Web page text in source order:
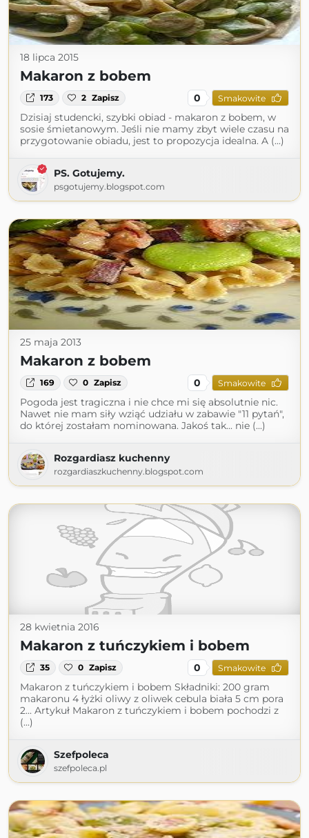
18 lipca 2015
Makaron z bobem
173 2 Zapisz 0 Smakowite
Dzisiaj studencki, szybki obiad - makaron z bobem, w
sosie śmietanowym. Jeśli nie mamy zbyt wiele czasu na
przygotowanie obiadu, jest to propozycja idealna. A (...)
PS. Gotujemy.
psgotujemy.blogspot.com
25 maja 2013
Makaron z bobem
169 0 Zapisz 0 Smakowite
Pogoda jest tragiczna i nie chce mi się absolutnie nic.
Nawet nie mam siły wziąć udziału w zabawie "11 pytań",
do której zostałam nominowana. Jakoś tak... nie (...)
Rozgardiasz kuchenny
rozgardiaszkuchenny.blogspot.com
28 kwietnia 2016
Makaron z tuńczykiem i bobem
35 0 Zapisz 0 Smakowite
Makaron z tuńczykiem i bobem Składniki: 200 gram
makaronu 4 łyżki oliwy z oliwek cebula biała 5 cm pora
2... Artykuł Makaron z tuńczykiem i bobem pochodzi z
(...)
Szefpoleca
szefpoleca.pl